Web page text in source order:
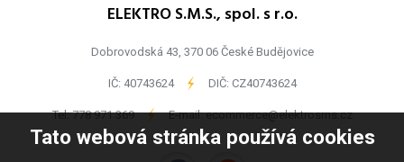
Tato webová stránka používá cookies
ELEKTRO S.M.S., spol. s r.o.
Dobrovodská 43, 370 06 České Budějovice
IČ: 40743624 - DIČ: CZ40743624
Tel:778 971 369 - E-mail:ecommerce@elektrosms.cz